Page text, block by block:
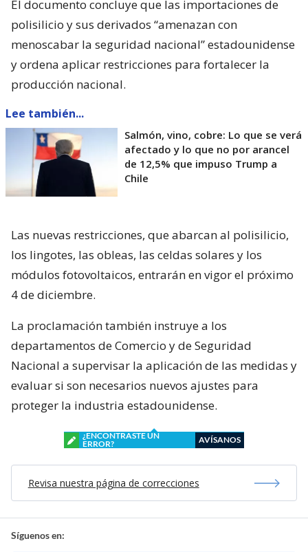
El documento concluye que las importaciones de
polisilicio y sus derivados “amenazan con
menoscabar la seguridad nacional” estadounidense
y ordena aplicar restricciones para fortalecer la
producción nacional.
Lee también...
Salmón, vino, cobre: Lo que se verá
afectado y lo que no por arancel
de 12,5% que impuso Trump a
Chile
Las nuevas restricciones, que abarcan al polisilicio,
los lingotes, las obleas, las celdas solares y los
módulos fotovoltaicos, entrarán en vigor el próximo
4 de diciembre.
La proclamación también instruye a los
departamentos de Comercio y de Seguridad
Nacional a supervisar la aplicación de las medidas y
evaluar si son necesarios nuevos ajustes para
proteger la industria estadounidense.
¿ENCONTRASTE UN
ERROR?
AVÍSANOS
Revisa nuestra página de correcciones
Síguenos en: